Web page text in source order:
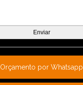
Orçamento por Whatsapp